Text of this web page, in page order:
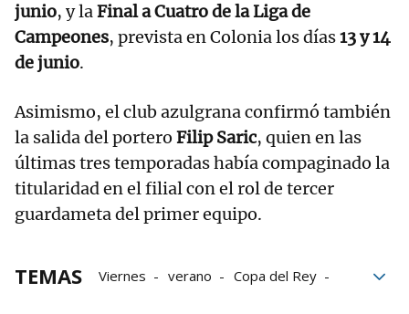
junio, y laFinal a Cuatro de la Liga de
Campeones, prevista en Colonia los días13 y 14
de junio.
Asimismo, el club azulgrana confirmó también
la salida del portero Filip Saric, quien en las
últimas tres temporadas había compaginado la
titularidad en el filial con el rol de tercer
guardameta del primer equipo.
TEMAS Viernes verano
Copa del Rey